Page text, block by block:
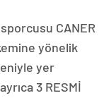
CANER
yönelik
yer
3 RESMİ